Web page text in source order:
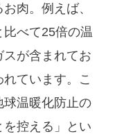
肉。例えば、
べて25倍の温
が含まれてお
ています。こ
温暖化防止の
控える」とい